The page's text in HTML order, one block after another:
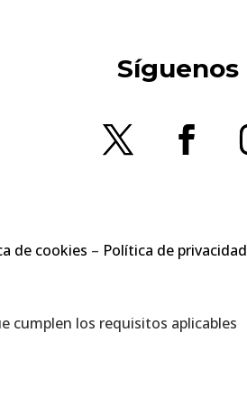
Síguenos
de cookies – Política de privacidad
cumplen los requisitos aplicables